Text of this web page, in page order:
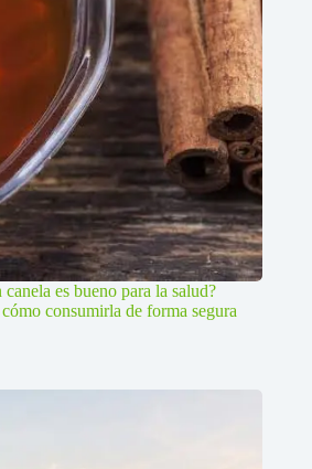
es bueno para la salud?
consumirla de forma segura